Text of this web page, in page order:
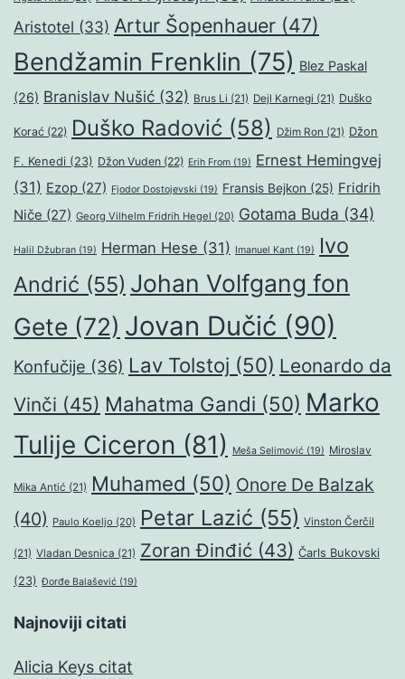
Aristotel (33) Artur Šopenhauer (47)
Bendžamin Frenklin (75) Blez Paskal
(26) Branislav Nušić (32) Brus Li (21) Dejl Karnegi (21) Duško
Korać (22) Duško Radović (58) Džim Ron (21) Džon
F. Kenedi (23) Džon Vuden (22) Erih From (19) Ernest Hemingvej
(31) Ezop (27) Fjodor Dostojevski (19) Fransis Bejkon (25) Fridrih
Niče (27) Georg Vilhelm Fridrih Hegel (20) Gotama Buda (34)
Halil Džubran (19) Herman Hese (31) Imanuel Kant (19)
Ivo
Andrić (55) Johan Volfgang fon
Gete (72) Jovan Dučić (90)
Konfučije (36) Lav Tolstoj (50) Leonardo da
Vinči (45) Mahatma Gandi (50) Marko
Tulije Ciceron (81) Meša Selimović (19) Miroslav
Mika Antić (21) Muhamed (50) Onore De Balzak
(40) Paulo Koeljo (20) Petar Lazić (55) Vinston Čerčil
(21) Vladan Desnica (21) Zoran Đinđić (43) Čarls Bukovski
(23) Đorđe Balašević (19)
Najnoviji citati
Alicia Keys citat